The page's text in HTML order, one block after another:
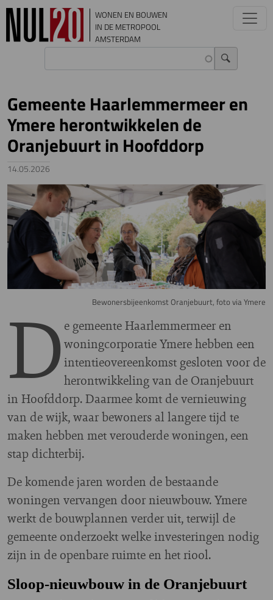
Overslaan en naar de inhoud gaan
WONEN EN BOUWEN
IN DE METROPOOL
AMSTERDAM
Gemeente Haarlemmermeer en
Ymere herontwikkelen de
Oranjebuurt in Hoofddorp
14.05.2026
Image
Bewonersbijeenkomst Oranjebuurt, foto via Ymere
D e gemeente Haarlemmermeer en
woningcorporatie Ymere hebben een
intentieovereenkomst gesloten voor de
herontwikkeling van de Oranjebuurt
in Hoofddorp. Daarmee komt de vernieuwing
van de wijk, waar bewoners al langere tijd te
maken hebben met verouderde woningen, een
stap dichterbij.
De komende jaren worden de bestaande
woningen vervangen door nieuwbouw. Ymere
werkt de bouwplannen verder uit, terwijl de
gemeente onderzoekt welke investeringen nodig
zijn in de openbare ruimte en het riool.
Sloop-nieuwbouw in de Oranjebuurt